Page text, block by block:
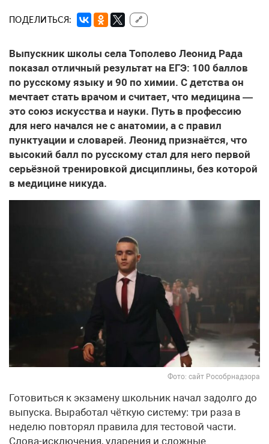
ПОДЕЛИТЬСЯ: 🔗
Выпускник школы села Тополево Леонид Рада
показал отличный результат на ЕГЭ: 100 баллов
по русскому языку и 90 по химии. С детства он
мечтает стать врачом и считает, что медицина —
это союз искусства и науки. Путь в профессию
для него начался не с анатомии, а с правил
пунктуации и словарей. Леонид признаётся, что
высокий балл по русскому стал для него первой
серьёзной тренировкой дисциплины, без которой
в медицине никуда.
Фото: сайт Рособрнадзора
Готовиться к экзамену школьник начал задолго до
выпуска. Выработал чёткую систему: три раза в
неделю повторял правила для тестовой части.
Слова-исключения, ударения и сложные